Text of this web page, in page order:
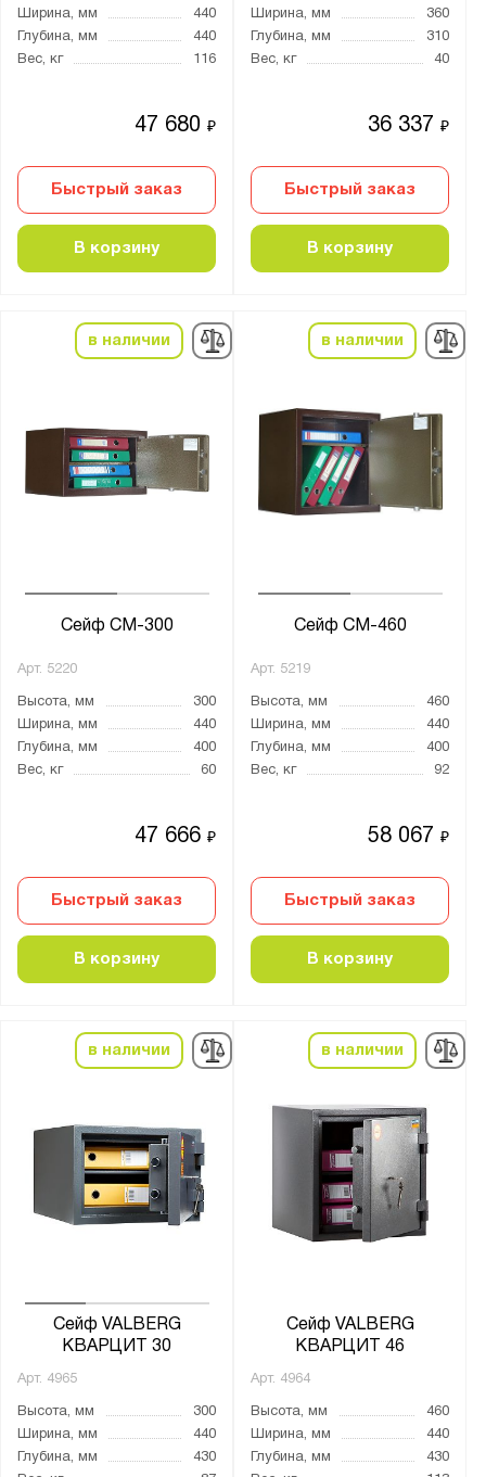
Ширина, мм
440
Глубина, мм
440
Вес, кг
116
47 680₽
Быстрый заказ
В корзину
Ширина, мм
360
Глубина, мм
310
Вес, кг
40
36 337₽
Быстрый заказ
В корзину
в наличии
Сейф СМ-300
Арт. 5220
Высота, мм
300
Ширина, мм
440
Глубина, мм
400
Вес, кг
60
47 666₽
Быстрый заказ
В корзину
в наличии
Сейф СМ-460
Арт. 5219
Высота, мм
460
Ширина, мм
440
Глубина, мм
400
Вес, кг
92
58 067₽
Быстрый заказ
В корзину
в наличии
Сейф VALBERG
КВАРЦИТ 30
Арт. 4965
Высота, мм
300
Ширина, мм
440
Глубина, мм
430
в наличии
Сейф VALBERG
КВАРЦИТ 46
Арт. 4964
Высота, мм
460
Ширина, мм
440
Глубина, мм
430
Нагрузка на полку, кг:
от
нет
опция
Тип замка:
2 ключевых
Кодовый электронный и ключевой
Электро-механический
электронно-биометрический
от до
Количество стволов :
от
Графитовый серый (RAL 7024)
Назначение для сейфов:
Для документов
Материал:
Металл
Страна производства:
Германия
Россия
Меткон
ПАКС-Металл
Промет
Бренд: